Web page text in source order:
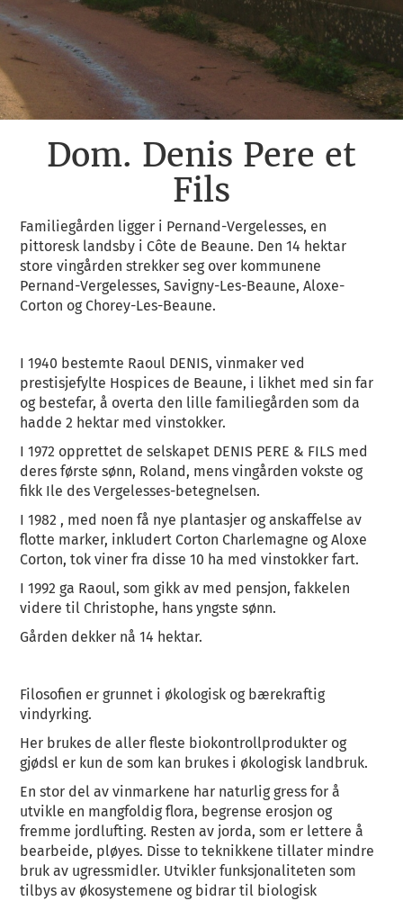
Dom. Denis Pere et
Fils
Familiegården ligger i Pernand-Vergelesses, en
pittoresk landsby i Côte de Beaune. Den 14 hektar
store vingården strekker seg over kommunene
Pernand-Vergelesses, Savigny-Les-Beaune, Aloxe-
Corton og Chorey-Les-Beaune.
I 1940 bestemte Raoul DENIS, vinmaker ved
prestisjefylte Hospices de Beaune, i likhet med sin far
og bestefar, å overta den lille familiegården som da
hadde 2 hektar med vinstokker.
I 1972 opprettet de selskapet DENIS PERE & FILS med
deres første sønn, Roland, mens vingården vokste og
fikk Ile des Vergelesses-betegnelsen.
I 1982 , med noen få nye plantasjer og anskaffelse av
flotte marker, inkludert Corton Charlemagne og Aloxe
Corton, tok viner fra disse 10 ha med vinstokker fart.
I 1992 ga Raoul, som gikk av med pensjon, fakkelen
videre til Christophe, hans yngste sønn.
Gården dekker nå 14 hektar.
Filosofien er grunnet i økologisk og bærekraftig
vindyrking.
Her brukes de aller fleste biokontrollprodukter og
gjødsl er kun de som kan brukes i økologisk landbruk.
En stor del av vinmarkene har naturlig gress for å
utvikle en mangfoldig flora, begrense erosjon og
fremme jordlufting. Resten av jorda, som er lettere å
bearbeide, pløyes. Disse to teknikkene tillater mindre
bruk av ugressmidler. Utvikler funksjonaliteten som
tilbys av økosystemene og bidrar til biologisk